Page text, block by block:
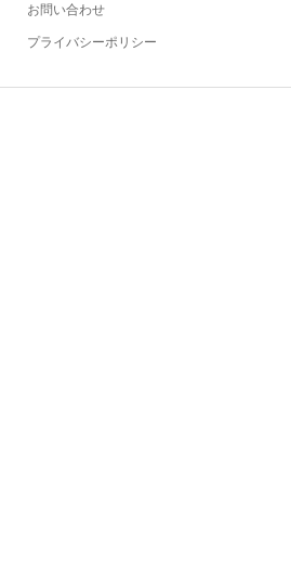
お問い合わせ
プライバシーポリシー